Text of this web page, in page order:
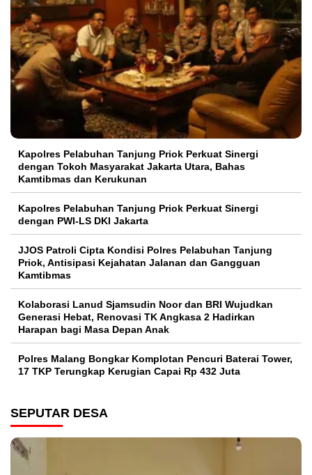
Kapolres Pelabuhan Tanjung Priok Perkuat Sinergi
dengan Tokoh Masyarakat Jakarta Utara, Bahas
Kamtibmas dan Kerukunan
Kapolres Pelabuhan Tanjung Priok Perkuat Sinergi
dengan PWI-LS DKI Jakarta
JJOS Patroli Cipta Kondisi Polres Pelabuhan Tanjung
Priok, Antisipasi Kejahatan Jalanan dan Gangguan
Kamtibmas
Kolaborasi Lanud Sjamsudin Noor dan BRI Wujudkan
Generasi Hebat, Renovasi TK Angkasa 2 Hadirkan
Harapan bagi Masa Depan Anak
Polres Malang Bongkar Komplotan Pencuri Baterai Tower,
17 TKP Terungkap Kerugian Capai Rp 432 Juta
SEPUTAR DESA